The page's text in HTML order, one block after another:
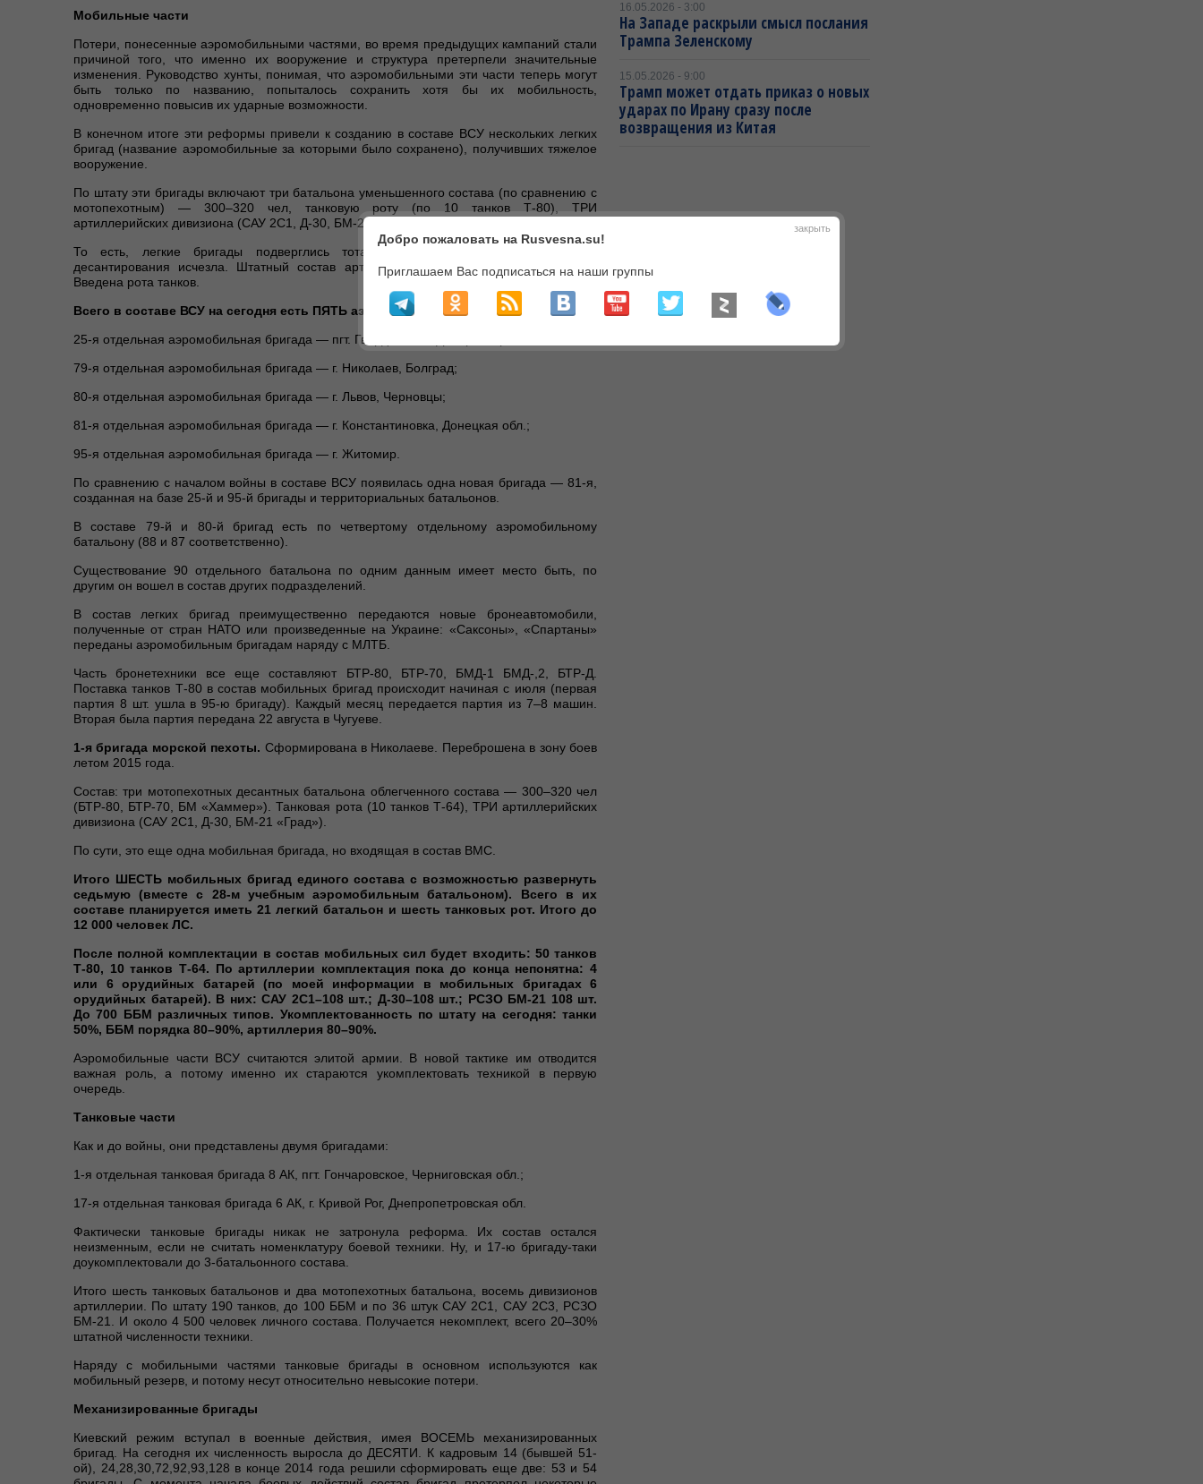
Мобильные части
Потери, понесенные аэромобильными частями, во время предыдущих кампаний стали
причиной того, что именно их вооружение и структура претерпели значительные
изменения. Руководство хунты, понимая, что аэромобильными эти части теперь могут
быть только по названию, попыталось сохранить хотя бы их мобильность,
одновременно повысив их ударные возможности.
В конечном итоге эти реформы привели к созданию в составе ВСУ нескольких легких
бригад (название аэромобильные за которыми было сохранено), получивших тяжелое
вооружение.
По штату эти бригады включают три батальона уменьшенного состава (по сравнению с
мотопехотным) — 300–320 чел, танковую роту (по 10 танков Т-80), ТРИ
артиллерийских дивизиона (САУ 2С1, Д-30, БМ-21). И части обеспечения.
То есть, легкие бригады подверглись тотальной реорганизации. Возможность
десантирования исчезла. Штатный состав артиллерийской группы увеличен втрое.
Введена рота танков.
Всего в составе ВСУ на сегодня есть ПЯТЬ аэромобильных бригад:
25-я отдельная аэромобильная бригада — пгт. Гвардейское, Днепропетровская обл.;
79-я отдельная аэромобильная бригада — г. Николаев, Болград;
80-я отдельная аэромобильная бригада — г. Львов, Черновцы;
81-я отдельная аэромобильная бригада — г. Константиновка, Донецкая обл.;
95-я отдельная аэромобильная бригада — г. Житомир.
По сравнению с началом войны в составе ВСУ появилась одна новая бригада — 81-я,
созданная на базе 25-й и 95-й бригады и территориальных батальонов.
В составе 79-й и 80-й бригад есть по четвертому отдельному аэромобильному
батальону (88 и 87 соответственно).
Существование 90 отдельного батальона по одним данным имеет место быть, по
другим он вошел в состав других подразделений.
В состав легких бригад преимущественно передаются новые бронеавтомобили,
полученные от стран НАТО или произведенные на Украине: «Саксоны», «Спартаны»
переданы аэромобильным бригадам наряду с МЛТБ.
Часть бронетехники все еще составляют БТР-80, БТР-70, БМД-1 БМД-,2, БТР-Д.
Поставка танков Т-80 в состав мобильных бригад происходит начиная с июля (первая
партия 8 шт. ушла в 95-ю бригаду). Каждый месяц передается партия из 7–8 машин.
Вторая была партия передана 22 августа в Чугуеве.
1-я бригада морской пехоты. Сформирована в Николаеве. Переброшена в зону боев
летом 2015 года.
Состав: три мотопехотных десантных батальона облегченного состава — 300–320 чел
(БТР-80, БТР-70, БМ «Хаммер»). Танковая рота (10 танков Т-64), ТРИ артиллерийских
дивизиона (САУ 2С1, Д-30, БМ-21 «Град»).
По сути, это еще одна мобильная бригада, но входящая в состав ВМС.
Итого ШЕСТЬ мобильных бригад единого состава с возможностью развернуть
седьмую (вместе с 28-м учебным аэромобильным батальоном). Всего в их
составе планируется иметь 21 легкий батальон и шесть танковых рот. Итого до
12 000 человек ЛС.
После полной комплектации в состав мобильных сил будет входить: 50 танков
Т-80, 10 танков Т-64. По артиллерии комплектация пока до конца непонятна: 4
или 6 орудийных батарей (по моей информации в мобильных бригадах 6
орудийных батарей). В них: САУ 2С1–108 шт.; Д-30–108 шт.; РСЗО БМ-21 108 шт.
До 700 ББМ различных типов. Укомплектованность по штату на сегодня: танки
50%, ББМ порядка 80–90%, артиллерия 80–90%.
Аэромобильные части ВСУ считаются элитой армии. В новой тактике им отводится
важная роль, а потому именно их стараются укомплектовать техникой в первую
очередь.
Танковые части
Как и до войны, они представлены двумя бригадами:
1-я отдельная танковая бригада 8 АК, пгт. Гончаровское, Черниговская обл.;
17-я отдельная танковая бригада 6 АК, г. Кривой Рог, Днепропетровская обл.
Фактически танковые бригады никак не затронула реформа. Их состав остался
неизменным, если не считать номенклатуру боевой техники. Ну, и 17-ю бригаду-таки
доукомплектовали до 3-батальонного состава.
Итого шесть танковых батальонов и два мотопехотных батальона, восемь дивизионов
артиллерии. По штату 190 танков, до 100 ББМ и по 36 штук САУ 2С1, САУ 2С3, РСЗО
БМ-21. И около 4 500 человек личного состава. Получается некомплект, всего 20–30%
штатной численности техники.
Наряду с мобильными частями танковые бригады в основном используются как
мобильный резерв, и потому несут относительно невысокие потери.
Механизированные бригады
Киевский режим вступал в военные действия, имея ВОСЕМЬ механизированных
бригад. На сегодня их численность выросла до ДЕСЯТИ. К кадровым 14 (бывшей 51-
ой), 24,28,30,72,92,93,128 в конце 2014 года решили сформировать еще две: 53 и 54
16.05.2026 - 3:00
На Западе раскрыли смысл послания
Трампа Зеленскому
15.05.2026 - 9:00
Трамп может отдать приказ о новых
ударах по Ирану сразу после
возвращения из Китая
закрыть
Добро пожаловать на Rusvesna.su!
Приглашаем Вас подписаться на наши группы